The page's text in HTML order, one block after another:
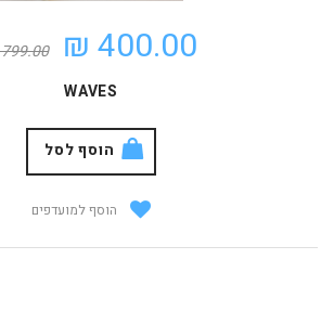
400.00 ₪
799.00 ₪
WAVES
הוסף לסל
הוסף למועדפים